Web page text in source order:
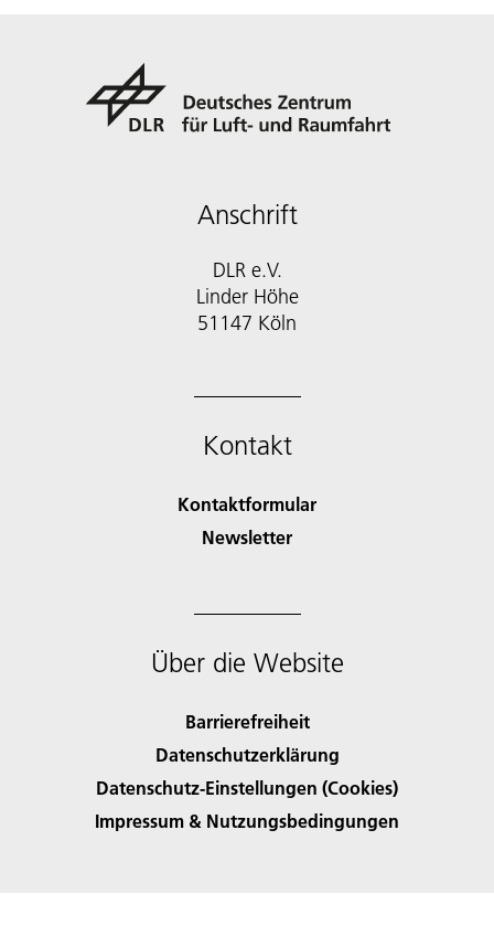
Anschrift
DLR e.V.
Linder Höhe
51147 Köln
Kontakt
Kontaktformular
Newsletter
Über die Website
Barrierefreiheit
Datenschutzerklärung
Datenschutz-Einstellungen (Cookies)
Impressum & Nutzungsbedingungen